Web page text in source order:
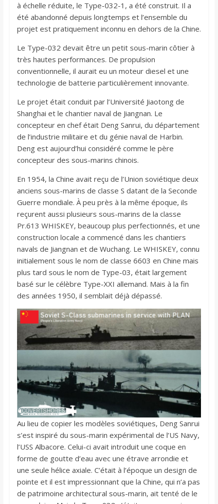
à échelle réduite, le Type-032-1, a été construit. Il a
été abandonné depuis longtemps et l’ensemble du
projet est pratiquement inconnu en dehors de la Chine.
Le Type-032 devait être un petit sous-marin côtier à
très hautes performances. De propulsion
conventionnelle, il aurait eu un moteur diesel et une
technologie de batterie particulièrement innovante.
Le projet était conduit par l’Université Jiaotong de
Shanghai et le chantier naval de Jiangnan. Le
concepteur en chef était Deng Sanrui, du département
de l’industrie militaire et du génie naval de Harbin.
Deng est aujourd’hui considéré comme le père
concepteur des sous-marins chinois.
En 1954, la Chine avait reçu de l’Union soviétique deux
anciens sous-marins de classe S datant de la Seconde
Guerre mondiale. À peu près à la même époque, ils
reçurent aussi plusieurs sous-marins de la classe
Pr.613 WHISKEY, beaucoup plus perfectionnés, et une
construction locale a commencé dans les chantiers
navals de Jiangnan et de Wuchang. Le WHISKEY, connu
initialement sous le nom de classe 6603 en Chine mais
plus tard sous le nom de Type-03, était largement
basé sur le célèbre Type-XXI allemand. Mais à la fin
des années 1950, il semblait déjà dépassé.
Au lieu de copier les modèles soviétiques, Deng Sanrui
s’est inspiré du sous-marin expérimental de l’US Navy,
l’USS Albacore. Celui-ci avait introduit une coque en
forme de goutte d’eau avec une étrave arrondie et
une seule hélice axiale. C’était à l’époque un design de
pointe et il est impressionnant que la Chine, qui n’a pas
de patrimoine architectural sous-marin, ait tenté de le